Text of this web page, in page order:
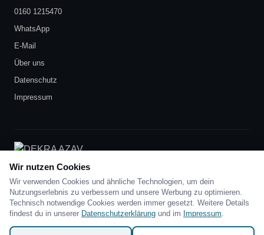
0160 1215470
WhatsApp
E-Mail
Über uns
Datenschutz
Impressum
nach AZAV
Skill-Sprinters · Waldsteinring 6 · 95448 Bayreuth ·0160
info@skillsprinters.de
Wir nutzen Cookies
Wir verwenden Cookies und ähnliche Technologien, um dein
Nutzungserlebnis zu verbessern und unsere Werbung zu optimieren.
Technisch notwendige Cookies werden immer gesetzt. Weitere Details
findest du in unserer Datenschutzerklärung und im Impressum.